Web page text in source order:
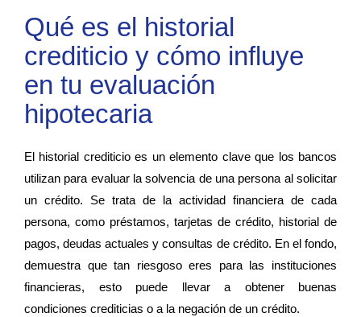
Qué es el historial
crediticio y cómo influye
en tu evaluación
hipotecaria
El historial crediticio es un elemento clave que los bancos
utilizan para evaluar la solvencia de una persona al solicitar
un crédito. Se trata de la actividad financiera de cada
persona, como préstamos, tarjetas de crédito, historial de
pagos, deudas actuales y consultas de crédito. En el fondo,
demuestra que tan riesgoso eres para las instituciones
financieras, esto puede llevar a obtener buenas
condiciones crediticias o a la negación de un crédito.